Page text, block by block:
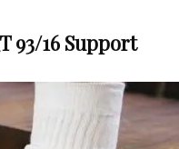
93/16 Support